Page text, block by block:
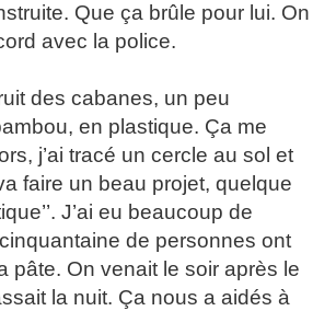
Que ça brûle pour lui. On
avec la police.
des cabanes, un peu
en plastique. Ça me
j’ai tracé un cercle au sol et
va faire un beau projet, quelque
J’ai eu beaucoup de
de personnes ont
pâte. On venait le soir après le
la nuit. Ça nous a aidés à